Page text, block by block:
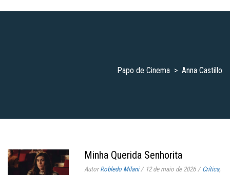
Papo de Cinema > Anna Castillo
Minha Querida Senhorita
AutorRobledo Milani / 12 de maio de 2026 / Crítica,